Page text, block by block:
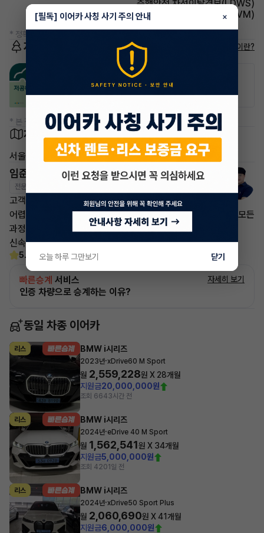
주행안전 차선이탈경보(LDWS)
주차보조 어라운드뷰(AVM)
* 정확한 정보는 판매자와 반드시 확인하시기 바랍니다.
저공해차량 정보 저공해차량이란?
50% 할인 50% 할인
* 본 정보는 지자체마다 다를 수 있으니 실제 정보와 확인해 주세요.
차량 위치
서울 강남구
임준영 매니저
전문교육수료
고객님의 만족이 첫번째 목표입니다.
어렵고 복잡한 리스/렌트 처분 손실은 줄이고 빠른승계 처리로 모든
과정을 안전하고
신속하게 차량 인도까지 책임지도록 하겠습니다.
5.0 (30)
빠른승계 서비스
인증 차량으로 승계하는 이유?
자세히 보기
동일 차종 이어카
리스 BMW i시리즈
2023년·xDrive60 M Sport
월 2,559,228원 X 28개월
지원금20,000,000원
조회 6643시간 전
리스 BMW i시리즈
2024년·eDrive 40 M Sport
월 1,562,541원 X 34개월
지원금5,000,000원
조회 4201일 전
리스 BMW i시리즈
2024년·xDrive50 Sport Plus
월 2,060,690원 X41개월
지원금6,000,000원
[필독] 이어카 사칭 사기 주의 안내 ×
오늘 하루 그만보기 닫기